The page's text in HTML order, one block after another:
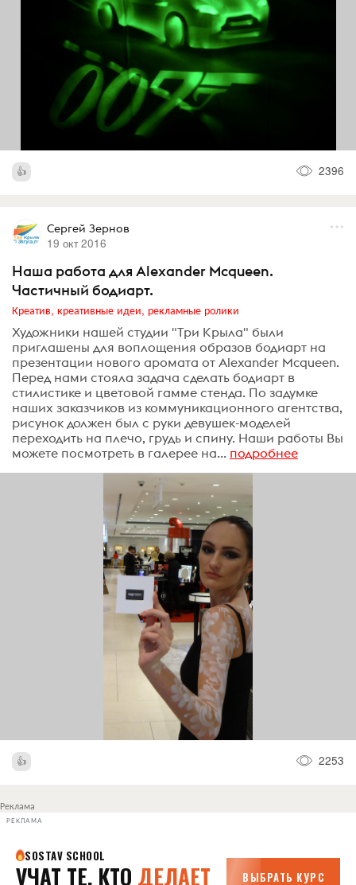
2396
Сергей Зернов
19 окт 2016
Наша работа для Alexander Mcqueen.
Частичный бодиарт.
Креатив, креативные идеи, рекламные ролики
Художники нашей студии "Три Крыла" были
приглашены для воплощения образов бодиарт на
презентации нового аромата от Alexander Mcqueen.
Перед нами стояла задача сделать бодиарт в
стилистике и цветовой гамме стенда. По задумке
наших заказчиков из коммуникационного агентства,
рисунок должен был с руки девушек-моделей
переходить на плечо, грудь и спину. Наши работы Вы
можете посмотреть в галерее на... подробнее
2253
Реклама
РЕКЛАМА